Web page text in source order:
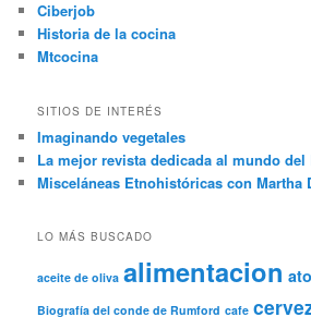
Ciberjob
Historia de la cocina
Mtcocina
SITIOS DE INTERÉS
Imaginando vegetales
La mejor revista dedicada al mundo del
Misceláneas Etnohistóricas con Martha
LO MÁS BUSCADO
aceite de oliva alimentacion
Biografía del conde de Rumford cafe